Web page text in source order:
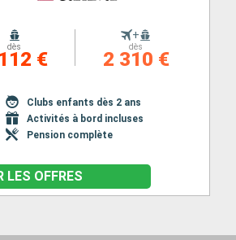
dès
€
+
dès
2 310 €
Clubs enfants dès 2 ans
Activités à bord incluses
Pension complète
LES OFFRES